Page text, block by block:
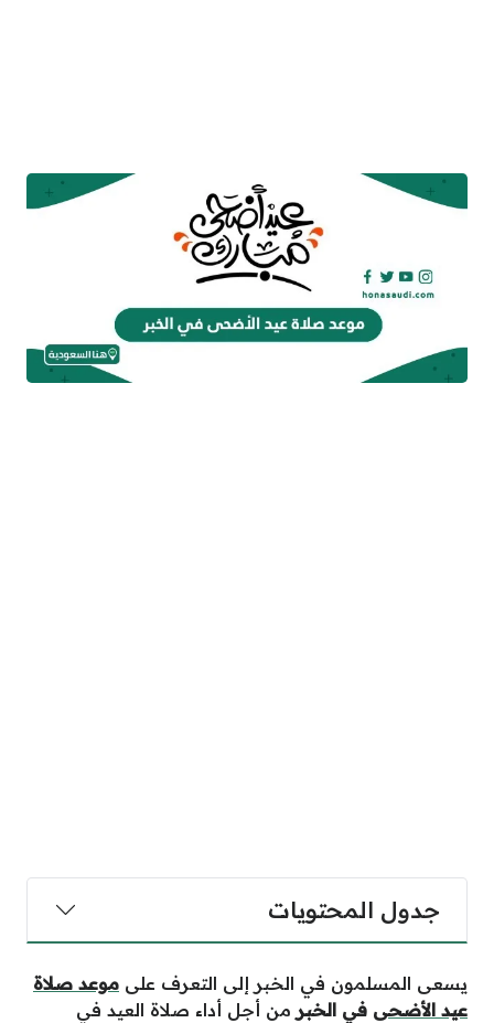
جدول المحتويات
يسعى المسلمون في الخبر إلى التعرف على موعد صلاة
عيد الأضحى في الخبر من أجل أداء صلاة العيد في